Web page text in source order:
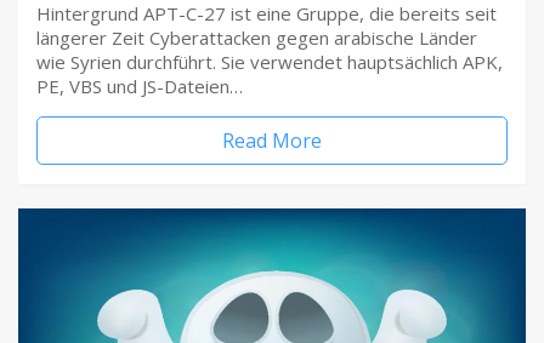
Hintergrund APT-C-27 ist eine Gruppe, die bereits seit
längerer Zeit Cyberattacken gegen arabische Länder
wie Syrien durchführt. Sie verwendet hauptsächlich APK,
PE, VBS und JS-Dateien…
Read More